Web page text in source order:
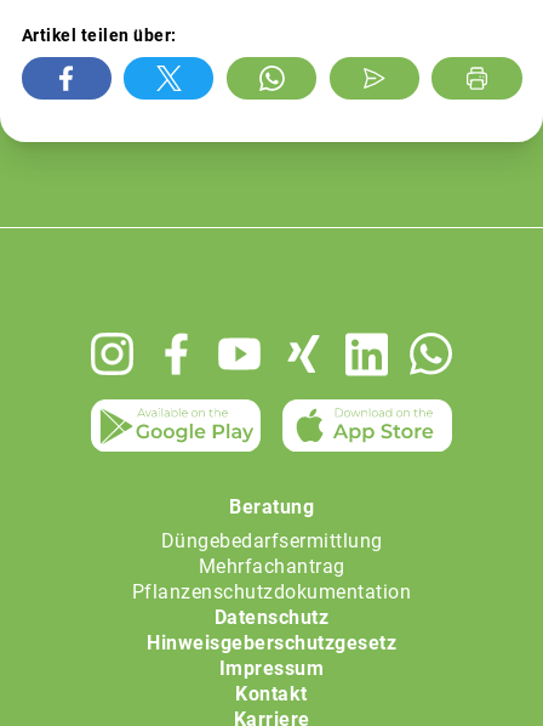
Artikel teilen über:
Beratung
Düngebedarfsermittlung
Mehrfachantrag
Pflanzenschutzdokumentation
Datenschutz
Hinweisgeberschutzgesetz
Impressum
Kontakt
Karriere